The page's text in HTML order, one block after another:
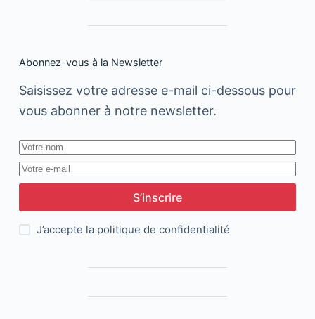
Abonnez-vous à la Newsletter
Saisissez votre adresse e-mail ci-dessous pour
vous abonner à notre newsletter.
S’inscrire
J’accepte la politique de confidentialité